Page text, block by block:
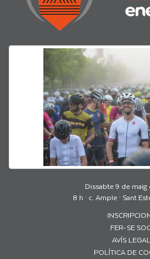
Dissabte 9 de
8 h · c. Ample · Sant
FER-SE
AVÍS LEGAL
POLÍTICA DE